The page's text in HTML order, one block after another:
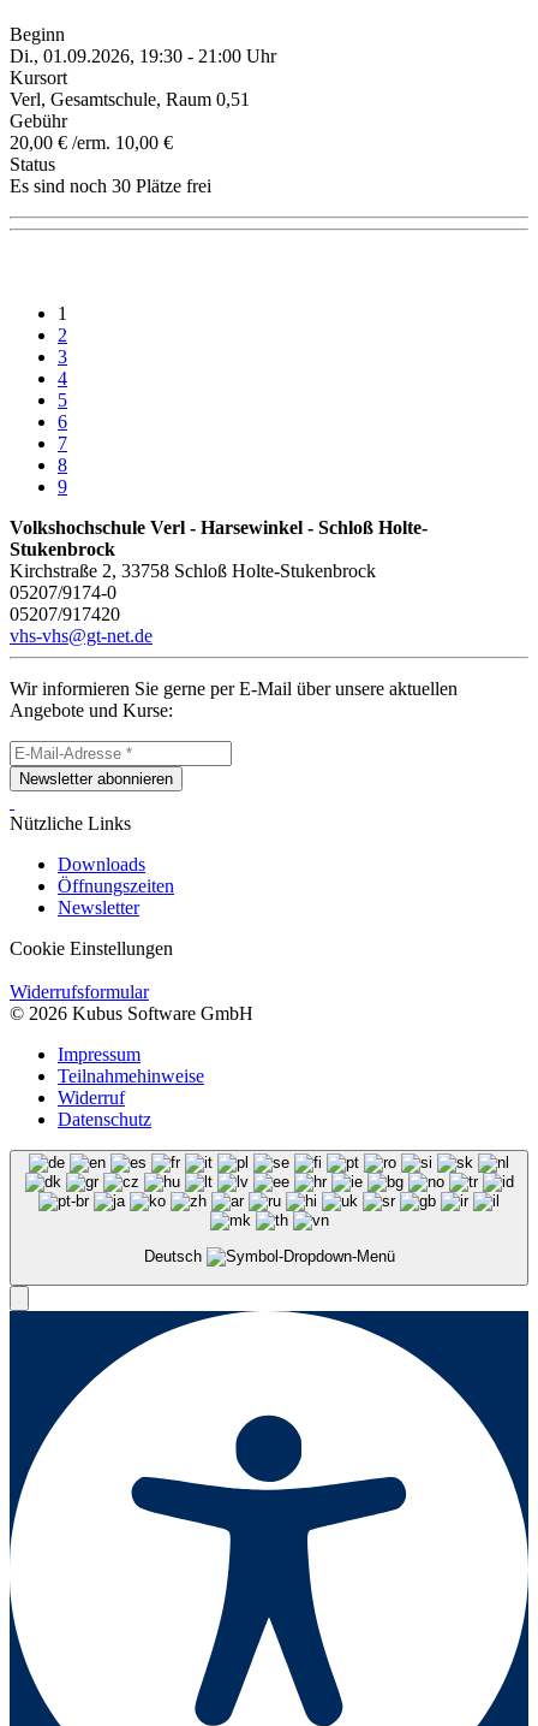
Beginn
Di., 01.09.2026, 19:30 - 21:00 Uhr
Kursort
Verl, Gesamtschule, Raum 0,51
Gebühr
20,00 € /erm. 10,00 €
Status
Es sind noch 30 Plätze frei
1
2
3
4
5
6
7
8
9
Volkshochschule Verl - Harsewinkel - Schloß Holte-
Stukenbrock
Kirchstraße 2, 33758 Schloß Holte-Stukenbrock
05207/9174-0
05207/917420
vhs-vhs@gt-net.de
Wir informieren Sie gerne per E-Mail über unsere aktuellen
Angebote und Kurse:
Newsletter abonnieren
Nützliche Links
Downloads
Öffnungszeiten
Newsletter
Cookie Einstellungen
Widerrufsformular
© 2026 Kubus Software GmbH
Impressum
Teilnahmehinweise
Widerruf
Datenschutz
Deutsch